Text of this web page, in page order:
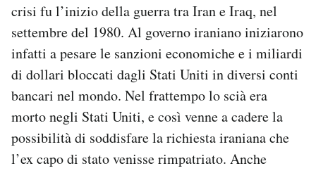
crisi fu l’inizio della guerra tra Iran e Iraq, nel
settembre del 1980. Al governo iraniano iniziarono
infatti a pesare le sanzioni economiche e i miliardi
di dollari bloccati dagli Stati Uniti in diversi conti
bancari nel mondo. Nel frattempo lo scià era
morto negli Stati Uniti, e così venne a cadere la
possibilità di soddisfare la richiesta iraniana che
l’ex capo di stato venisse rimpatriato. Anche